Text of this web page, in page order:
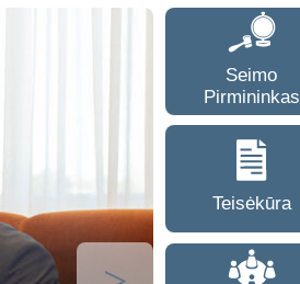
Seimo
Pirmininkas
Teisėkūra